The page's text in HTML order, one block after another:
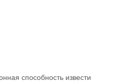
способность извести